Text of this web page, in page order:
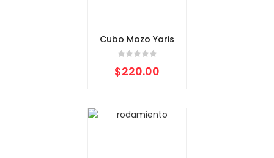
Cubo Mozo Yaris
$220.00